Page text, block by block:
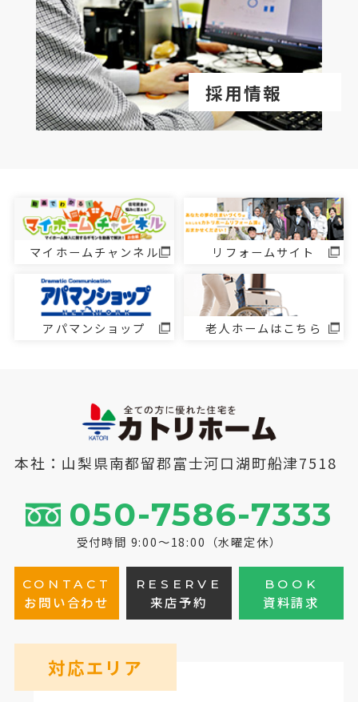
採用情報
マイホームチャンネル リフォームサイト
アパマンショップ 老人ホームはこちら
本社：山梨県南都留郡富士河口湖町船津7518
050-7586-7333
受付時間 9:00～18:00（水曜定休）
CONTACT
お問い合わせ
RESERVE
来店予約
BOOK
資料請求
対応エリア